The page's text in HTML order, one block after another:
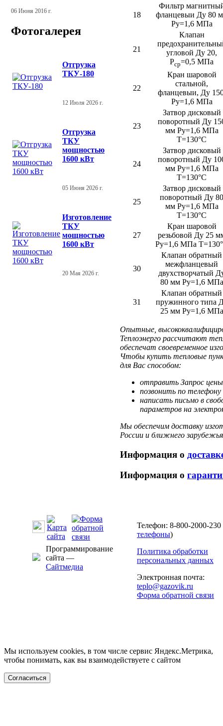
06 Июня 2016 г.
Фотогалерея
Отгрузка
ТКУ-180
12 Июля 2026 г.
Отгрузка
ТКУ
мощностью
1600 кВт
05 Июня 2026 г.
Изготовление
ТКУ
мощностью
1600 кВт
20 Мая 2026 г.
18
Фильтр
фланцевыи Ду 80
Ру=1,6 МПа
21
Клапан
угловой Ду 20,
Рср=0,5 МПа
22
Кран шаровой
стальной,
фланцевыи, Ду
Ру=1,6 МПа
23
Затвор дисковый
поворотный Ду
мм Ру=1,6 МПа
Т=130°С
24
Затвор дисковый
поворотный Ду
мм Ру=1,6 МПа
Т=130°С
25
Затвор дисковый
поворотный Ду 80
мм Ру=1,6 МПа
Т=130°С
27
Кран шаровой
резьбовой Ду 25
Ру=1,6 МПа
30
Клапан обратный
межфланцевый
двухстворчатый
80 мм Ру=1,6 МПа
31
Клапан обратный
пружинного типа
25 мм Ру=1,6 МПа
Опытные,
Теплоэнерго рассчитают
обеспечат своевременное
Чтобы купить тепловые
для Вас способом:
отправить Запрос цены
позвонить по
написать письмо в
параметров на
Мы обеспечим доставку
России и ближнего
Информация о
Информация о
Программирование
сайта —
Сайтмедиа
Телефон: 8-800-2000-230
телефоны)
Политика обработки
персональных данных
Электронная почта:
teplo@gazovik.ru
Форма обратной связи
Мы используем cookies, в том числе сервис Яндекс.Метрика,
чтобы понимать, как вы взаимодействуете с сайтом
Согласиться